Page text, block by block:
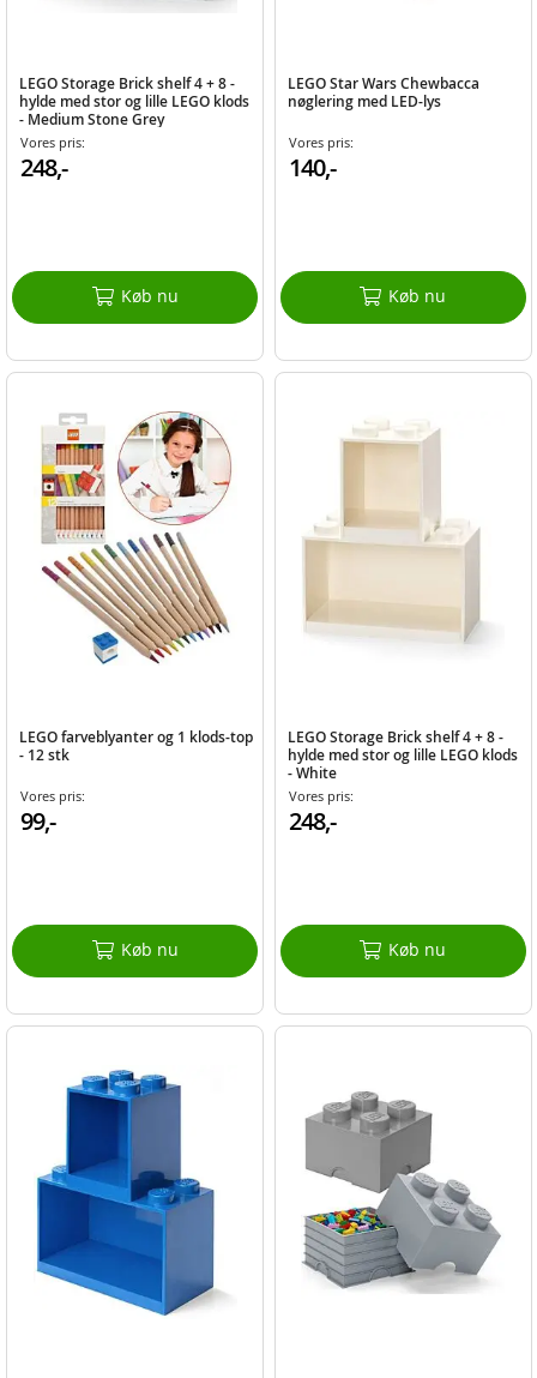
LEGO Storage Brick shelf 4 + 8 -
hylde med stor og lille LEGO klods
- Medium Stone Grey
Vores pris:
248,-
Køb nu
LEGO Star Wars Chewbacca
nøglering med LED-lys
Vores pris:
140,-
Køb nu
LEGO farveblyanter og 1 klods-top
- 12 stk
Vores pris:
99,-
Køb nu
LEGO Storage Brick shelf 4 + 8 -
hylde med stor og lille LEGO klods
- White
Vores pris:
248,-
Køb nu